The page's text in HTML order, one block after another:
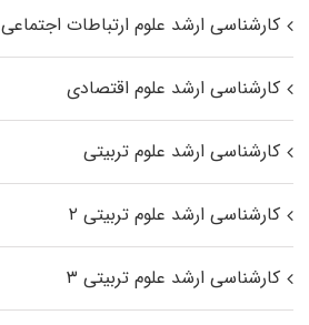
کارشناسی ارشد علوم ارتباطات اجتماعی
کارشناسی ارشد علوم اقتصادی
کارشناسی ارشد علوم تربیتی
کارشناسی ارشد علوم تربیتی ۲
کارشناسی ارشد علوم تربیتی ۳